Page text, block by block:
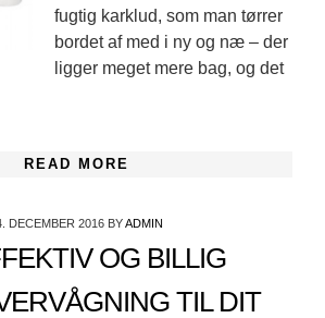
fugtig karklud, som man tørrer
bordet af med i ny og næ – der
ligger meget mere bag, og det
READ MORE
DECEMBER 2016 BYADMIN
OG BILLIG
TIL DIT